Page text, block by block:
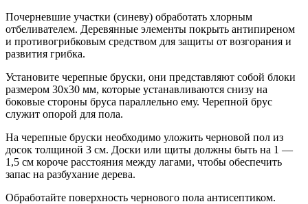
Почерневшие участки (синеву) обработать хлорным
отбеливателем. Деревянные элементы покрыть антипиреном
и противогрибковым средством для защиты от возгорания и
развития грибка.
Установите черепные бруски, они представляют собой блоки
размером 30х30 мм, которые устанавливаются снизу на
боковые стороны бруса параллельно ему. Черепной брус
служит опорой для пола.
На черепные бруски необходимо уложить черновой пол из
досок толщиной 3 см. Доски или щиты должны быть на 1 —
1,5 см короче расстояния между лагами, чтобы обеспечить
запас на разбухание дерева.
Обработайте поверхность чернового пола антисептиком.